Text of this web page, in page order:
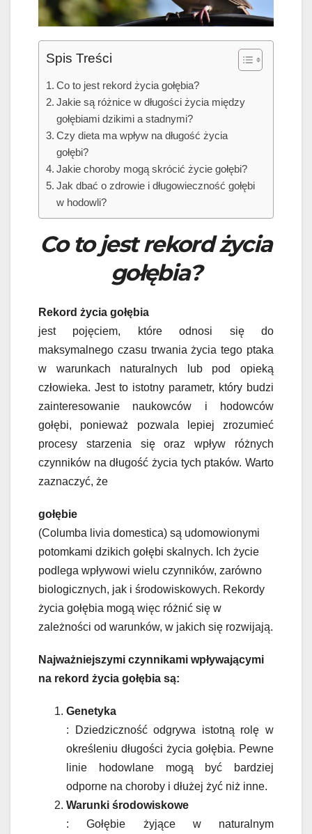
Spis Treści
Co to jest rekord życia gołębia?
Jakie są różnice w długości życia między
gołębiami dzikimi a stadnymi?
Czy dieta ma wpływ na długość życia
gołębi?
Jakie choroby mogą skrócić życie gołębi?
Jak dbać o zdrowie i długowieczność gołębi
w hodowli?
Co to jest rekord życia
gołębia?
Rekord życia gołębia
jest pojęciem, które odnosi się do
maksymalnego czasu trwania życia tego ptaka
w warunkach naturalnych lub pod opieką
człowieka. Jest to istotny parametr, który budzi
zainteresowanie naukowców i hodowców
gołębi, ponieważ pozwala lepiej zrozumieć
procesy starzenia się oraz wpływ różnych
czynników na długość życia tych ptaków. Warto
zaznaczyć, że
gołębie
(Columba livia domestica) są udomowionymi
potomkami dzikich gołębi skalnych. Ich życie
podlega wpływowi wielu czynników, zarówno
biologicznych, jak i środowiskowych. Rekordy
życia gołębia mogą więc różnić się w
zależności od warunków, w jakich się rozwijają.
Najważniejszymi czynnikami wpływającymi
na rekord życia gołębia są:
Genetyka
: Dziedziczność odgrywa istotną rolę w
określeniu długości życia gołębia. Pewne
linie hodowlane mogą być bardziej
odporne na choroby i dłużej żyć niż inne.
Warunki środowiskowe
: Gołębie żyjące w naturalnym